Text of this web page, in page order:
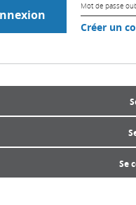
Mot de passe
Créer un
Se